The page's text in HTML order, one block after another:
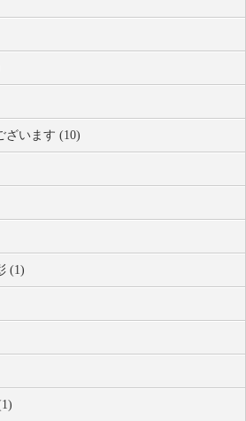
ざいます (10)
(1)